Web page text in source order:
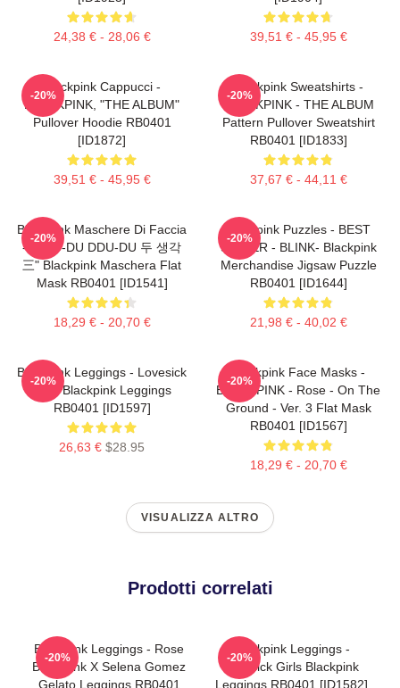
24,38 € - 28,06 € 39,51 € - 45,95 €
Blackpink Cappucci -
BLACKPINK, "THE ALBUM"
Pullover Hoodie RB0401
[ID1872]
39,51 € - 45,95 €
-20%
Blackpink Sweatshirts -
BLACKPINK - THE ALBUM
Pattern Pullover Sweatshirt
RB0401 [ID1833]
37,67 € - 44,11 €
-20%
Blackpink Maschere Di Faccia
- "DDU-DU DDU-DU 두 생각
三" Blackpink Maschera Flat
Mask RB0401 [ID1541]
18,29 € - 20,70 €
-20%
Blackpink Puzzles - BEST
SELLER - BLINK- Blackpink
Merchandise Jigsaw Puzzle
RB0401 [ID1644]
21,98 € - 40,02 €
-20%
Blackpink Leggings - Lovesick
Girls Blackpink Leggings
RB0401 [ID1597]
26,63 € $28.95
-20%
Blackpink Face Masks -
BLACKPINK - Rose - On The
Ground - Ver. 3 Flat Mask
RB0401 [ID1567]
18,29 € - 20,70 €
-20%
VISUALIZZA ALTRO
Prodotti correlati
Blackpink Leggings - Rose
BlackPink X Selena Gomez
Gelato Leggings RB0401
-20%
Blackpink Leggings -
Lovesick Girls Blackpink
Leggings RB0401 [ID1582]
-20%